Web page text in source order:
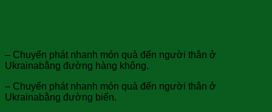
– Chuyển phát nhanh món quà đến người thân ở
Ukrainabằng đường hàng không.
– Chuyển phát nhanh món quà đến người thân ở
Ukrainabằng đường biển.